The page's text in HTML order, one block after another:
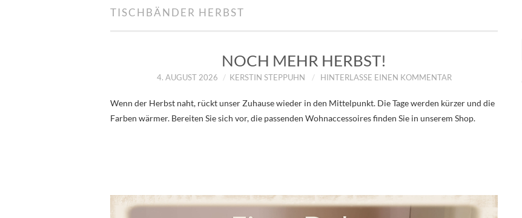
TISCHBÄNDER HERBST
NOCH MEHR HERBST!
4. AUGUST 2026 KERSTIN STEPPUHN HINTERLASSE EINEN KOMMENTAR
Wenn der Herbst naht, rückt unser Zuhause wieder in den Mittelpunkt. Die Tage werden kürzer und die
Farben wärmer. Bereiten Sie sich vor, die passenden Wohnaccessoires finden Sie in unserem Shop.